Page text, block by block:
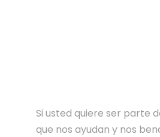
Si usted quiere ser parte
que nos ayudan y nos